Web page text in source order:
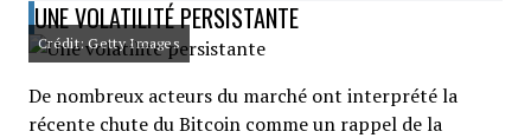
UNE VOLATILITÉ PERSISTANTE
Crédit: Getty Images
De nombreux acteurs du marché ont interprété la
récente chute du Bitcoin comme un rappel de la